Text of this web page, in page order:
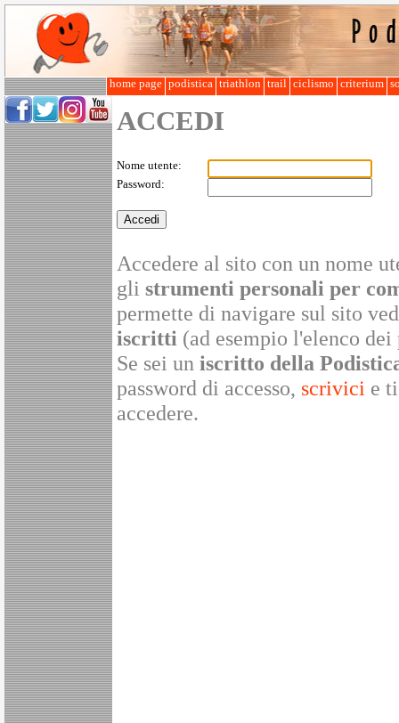
home page podistica triathlon trail ciclismo criterium
ACCEDI
Nome utente:
Password:
Accedere al sito con un nome
gli strumenti personali per
permette di navigare sul sito
iscritti (ad esempio l'elenco
Se sei un iscritto della
password di accesso, scrivici e
accedere.